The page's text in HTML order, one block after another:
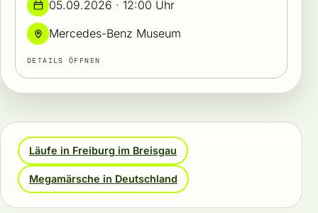
05.09.2026 · 12:00 Uhr
Mercedes-Benz Museum
DETAILS ÖFFNEN
Läufe in Freiburg im Breisgau
Megamärsche in Deutschland